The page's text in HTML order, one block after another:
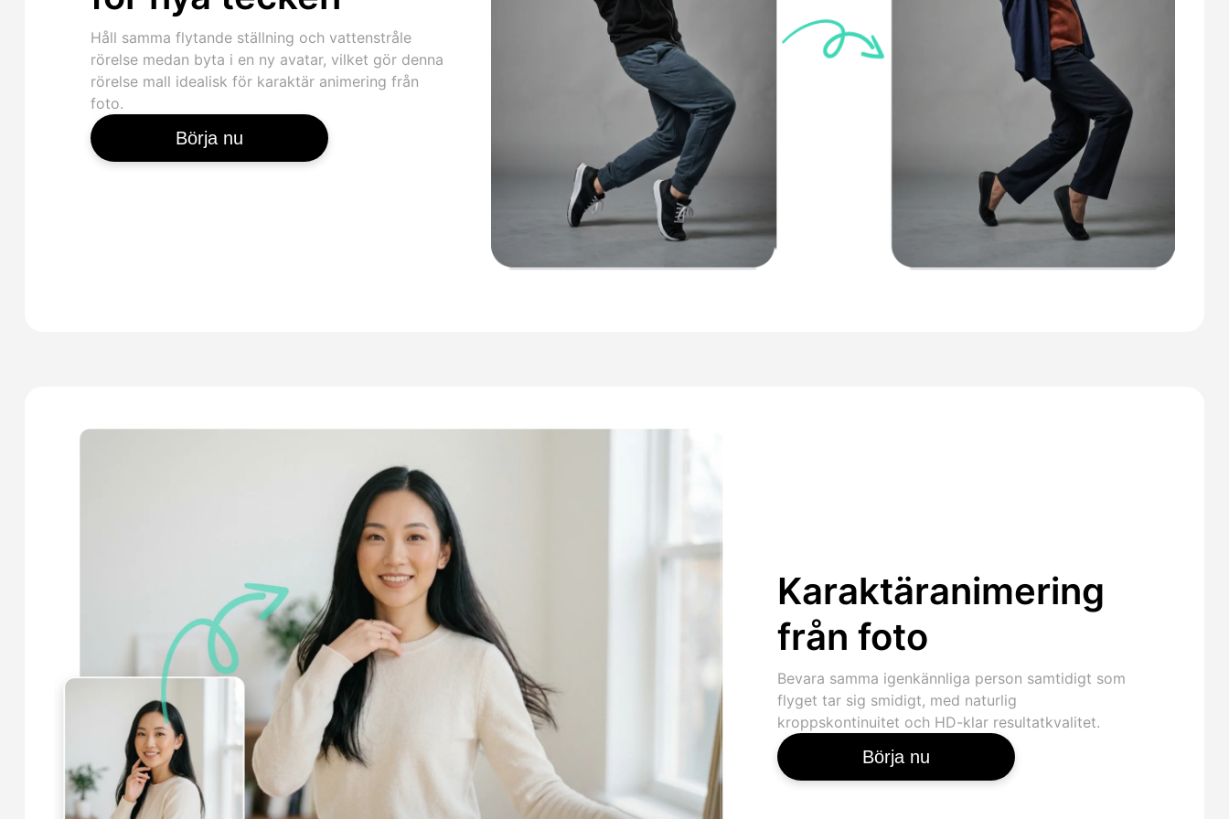
Håll samma flytande ställning och vattenstråle
rörelse medan byta i en ny avatar, vilket gör denna
rörelse mall idealisk för karaktär animering från
foto.
Börja nu
Karaktäranimering
från foto
Bevara samma igenkännliga person samtidigt som
flyget tar sig smidigt, med naturlig
kroppskontinuitet och HD-klar resultatkvalitet.
Börja nu